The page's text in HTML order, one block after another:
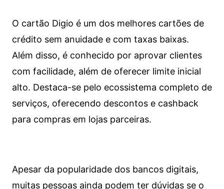
O cartão Digio é um dos melhores cartões de
crédito sem anuidade e com taxas baixas.
Além disso, é conhecido por aprovar clientes
com facilidade, além de oferecer limite inicial
alto. Destaca-se pelo ecossistema completo de
serviços, oferecendo descontos e cashback
para compras em lojas parceiras.
Apesar da popularidade dos bancos digitais,
muitas pessoas ainda podem ter dúvidas se o